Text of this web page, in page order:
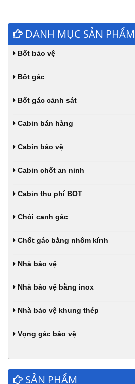
DANH MỤC SẢN PHẨM
Bốt bảo vệ
Bốt gác
Bốt gác cảnh sát
Cabin bán hàng
Cabin bảo vệ
Cabin chốt an ninh
Cabin thu phí BOT
Chòi canh gác
Chốt gác bằng nhôm kính
Nhà bảo vệ
Nhà bảo vệ bằng inox
Nhà bảo vệ khung thép
Vọng gác bảo vệ
SẢN PHẨM